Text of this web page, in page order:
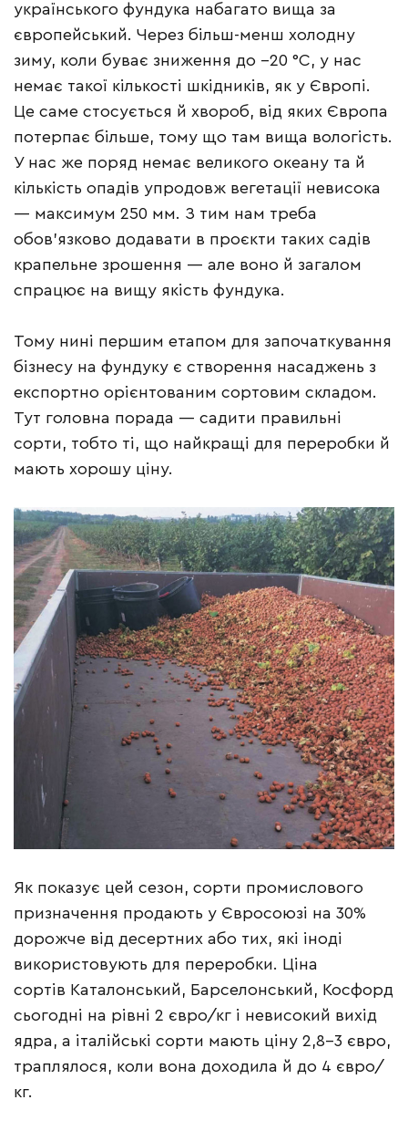
українського фундука набагато вища за
європейський. Через більш-менш холодну
зиму, коли буває зниження до –20 °C, у нас
немає такої кількості шкідників, як у Європі.
Це саме стосується й хвороб, від яких Європа
потерпає більше, тому що там вища вологість.
У нас же поряд немає великого океану та й
кількість опадів упродовж вегетації невисока
— максимум 250 мм. З тим нам треба
обов’язково додавати в проєкти таких садів
крапельне зрошення — але воно й загалом
спрацює на вищу якість фундука.
Тому нині першим етапом для започаткування
бізнесу на фундуку є створення насаджень з
експортно орієнтованим сортовим складом.
Тут головна порада — садити правильні
сорти, тобто ті, що найкращі для переробки й
мають хорошу ціну.
Як показує цей сезон, сорти промислового
призначення продають у Євросоюзі на 30%
дорожче від десертних або тих, які іноді
використовують для переробки. Ціна
сортів Каталонський, Барселонський, Косфорд
сьогодні на рівні 2 євро/кг і невисокий вихід
ядра, а італійські сорти мають ціну 2,8–3 євро,
траплялося, коли вона доходила й до 4 євро/
кг.